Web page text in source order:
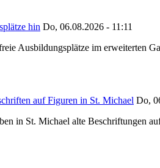
hin Do, 06.08.2026 - 11:11
Ausbildungsplätze im erweiterten
auf Figuren in St. Michael Do,
in St. Michael alte Beschriftungen